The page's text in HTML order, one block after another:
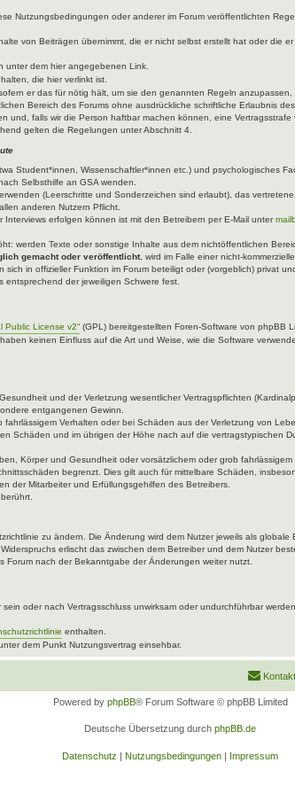
Nutzungsbedingungen oder anderer im Forum veröffentlichten
von Beiträgen übernimmt, die er nicht selbst erstellt hat oder die
unter dem hier angegebenen Link.
die hier verlinkt ist.
er das für nötig hält, um sie den genannten Regeln
Bereich des Forums ohne ausdrückliche schriftliche Erlaubnis
und, falls wir die Person haftbar machen können, eine
gelten die Regelungen unter Abschnitt 4.
Student*innen, Wissenschaftler*innen etc.) und psychologisches
Selbsthilfe an GSA wenden.
(Leerschritte und Sonderzeichen sind erlaubt), das
anderen Nutzern Pflicht.
erfolgen können ist mit den Betreibern per E-Mail unter
werden Texte oder sonstige Inhalte aus dem nichtöffentlichen
gemacht oder veröffentlicht, wird im Falle einer nicht-
sich in offizieller Funktion im Forum beteiligt oder (vorgeblich) privat
der jeweiligen Schwere fest.
Public License v2“ (GPL) bereitgestellten Foren-Software von phpBB
keinen Einfluss auf die Art und Weise, wie die Software
und der Verletzung wesentlicher Vertragspflichten
entgangenen Gewinn.
Verhalten oder bei Schäden aus der Verletzung von
Schäden und im übrigen der Höhe nach auf die vertragstypischen
Körper und Gesundheit oder vorsätzlichem oder grob
begrenzt. Dies gilt auch für mittelbare Schäden,
der Mitarbeiter und Erfüllungsgehilfen des Betreibers.
zu ändern. Die Änderung wird dem Nutzer jeweils als globale
erlischt das zwischen dem Betreiber und dem Nutzer
nach der Bekanntgabe der Änderungen weiter nutzt.
oder nach Vertragsschluss unwirksam oder undurchführbar
enthalten.
dem Punkt Nutzungsvertrag einsehbar.
Kontakt
Powered by phpBB® Forum Software © phpBB Limited
Deutsche Übersetzung durch phpBB.de
Datenschutz | Nutzungsbedingungen | Impressum